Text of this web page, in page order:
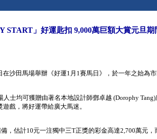
START」好運匙扣 9,000萬巨額大賞元旦期
沙田馬場舉辦《好運1月1賽馬日》，於一年之始為
士均可獲贈由著名本地設計師鄧卓越 (Dorophy
戲，將好運帶給廣大馬迷。
，估計10元一注獨中三T正獎的彩金高達2,700萬元